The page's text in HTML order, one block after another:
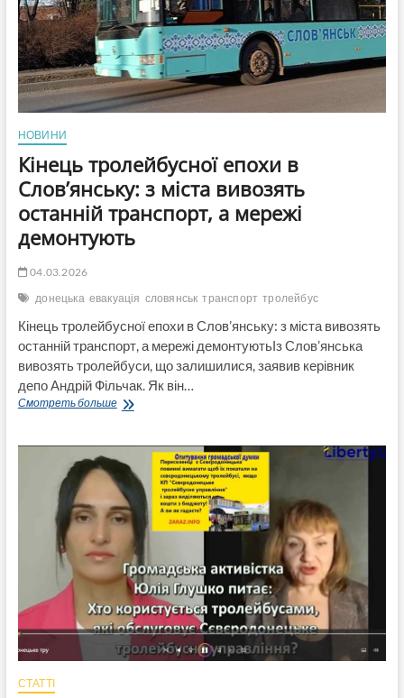
НОВИНИ
Кінець тролейбусної епохи в
Слов’янську: з міста вивозять
останній транспорт, а мережі
демонтують
04.03.2026
донецька евакуація словянськ транспорт тролейбус
Кінець тролейбусної епохи в Слов’янську: з міста вивозять
останній транспорт, а мережі демонтуютьІз Слов’янська
вивозять тролейбуси, що залишилися, заявив керівник
депо Андрій Фільчак. Як він…
Смотреть большеКінець
в
Слов’янську:
з
міста
вивозять
останній
транспорт,
мережі
демонтують
СТАТТІ